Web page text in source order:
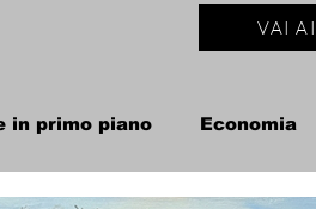
VAI
in primo piano Economia